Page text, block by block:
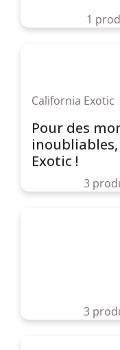
1
California Exotic
Pour des
Exotic !
3
3